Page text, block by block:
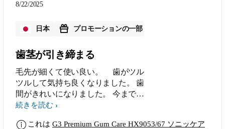
8/22/2025
日本 プロモーションの一部
歯茎が引き締まる
毛先が細くて使い良い。 歯がツル
ツルして気持ち良くなりました。 歯
間がきれいになりました。 今まで使
っていた物より歯に優しいと感じまし
続きを読む
これは G3 Premium Gum Care HX9053/67 ソニッケア